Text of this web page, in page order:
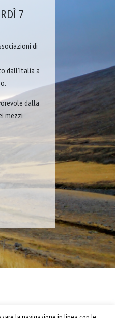
7
di
dall’Italia a
dalla
mezzi